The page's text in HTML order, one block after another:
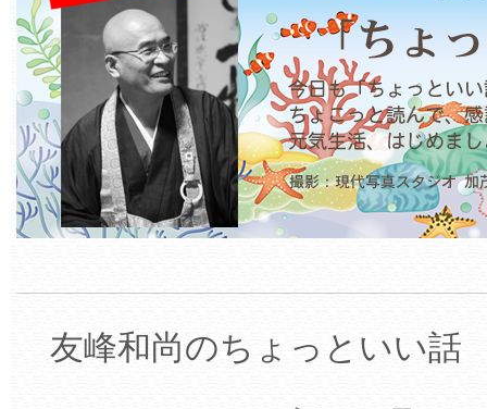
友峰和尚のちょっといい話